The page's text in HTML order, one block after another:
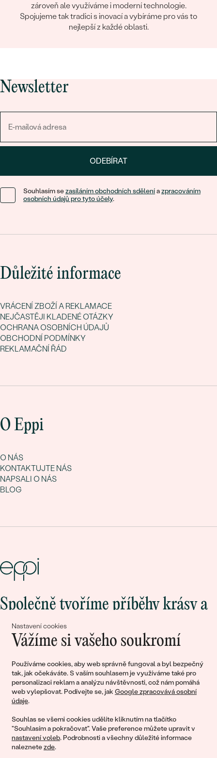
Nastavení cookies
Vážíme si vašeho soukromí
Používáme cookies, aby web správně fungoval a byl bezpečný
tak, jak očekáváte. S vaším souhlasem je využíváme také pro
personalizaci reklam a analýzu návštěvnosti, což nám pomáhá
web vylepšovat. Podívejte se, jak Google zpracovává osobní
údaje.
Souhlas se všemi cookies udělíte kliknutím na tlačítko
"Souhlasím a pokračovat". Vaše preference můžete upravit v
nastavení voleb. Podrobnosti a všechny důležité informace
naleznetezde.
zároveň ale využíváme i moderní technologie.
Spojujeme tak tradici s inovací a vybíráme pro vás to
nejlepší z každé oblasti.
Newsletter
ODEBÍRAT
Souhlasím sezasíláním obchodních sděleníazpracováním
osobních údajů pro tyto účely.
Důležité informace
VRÁCENÍ ZBOŽÍ A REKLAMACE
NEJČASTĚJI KLADENÉ OTÁZKY
OCHRANA OSOBNÍCH ÚDAJŮ
OBCHODNÍ PODMÍNKY
REKLAMAČNÍ ŘÁD
O Eppi
O NÁS
KONTAKTUJTE NÁS
NAPSALI O NÁS
BLOG
Společně tvoříme příběhy krásy a
lásky
© 2011 - 2026, Eppi.cz